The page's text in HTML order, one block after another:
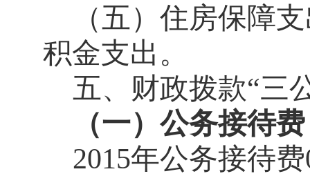
（五）住房保障
积金支出。
五、财政拨款“三
（一）公务接待费
2015年公务接待费